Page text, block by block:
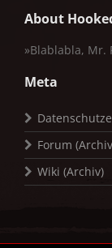
About
»Blablabla, Mr.
Meta
Forum
Wiki (Archiv)